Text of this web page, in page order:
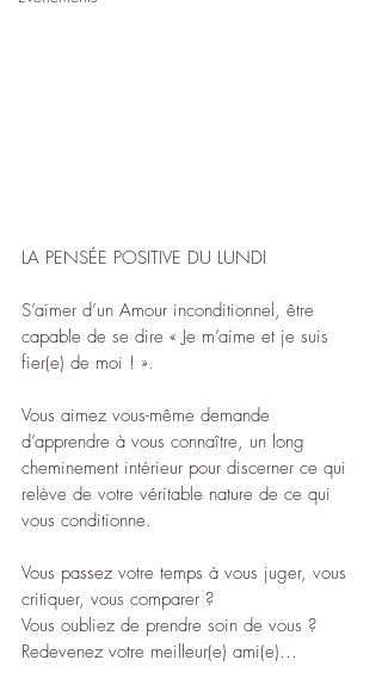
LA PENSÉE POSITIVE DU LUNDI
S’aimer d’un Amour inconditionnel, être
capable de se dire « Je m’aime et je suis
fier(e) de moi ! ».
Vous aimez vous-même demande
d’apprendre à vous connaître, un long
cheminement intérieur pour discerner ce qui
relève de votre véritable nature de ce qui
vous conditionne.
Vous passez votre temps à vous juger, vous
critiquer, vous comparer ?
Vous oubliez de prendre soin de vous ?
Redevenez votre meilleur(e) ami(e)…